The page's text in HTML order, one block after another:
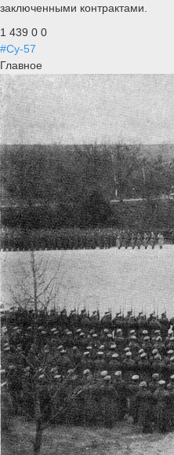
заключенными контрактами.
1 439 0 0
#Су-57
Главное